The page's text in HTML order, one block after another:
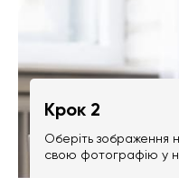
Крок 2
Оберіть зображення
свою фотографію у